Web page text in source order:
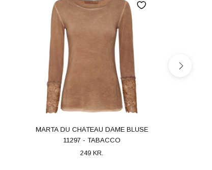
MARTA DU CHATEAU DAME BLUSE
11297 - TABACCO
249 KR.